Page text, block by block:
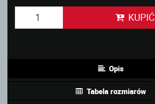
KUPIĆ
Opis
Tabela rozmiarów